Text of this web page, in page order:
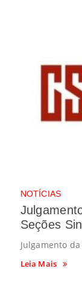
NOTÍCIAS
Seções
Julgamento
Leia Mais